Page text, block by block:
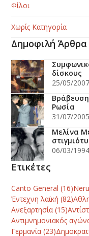
Φίλοι
Χωρίς Κατηγορία
Δημοφιλή Άρθρα
δίσκους
25/05/2007
Ρωσία
31/07/2005
Μελίνα
06/03/1994
Ετικέτες
Canto General (16)
Έντεχνη λαϊκή (82)
Ανεξαρτησία (15)
Αντιμνημονιακός
Γερμανία (23)